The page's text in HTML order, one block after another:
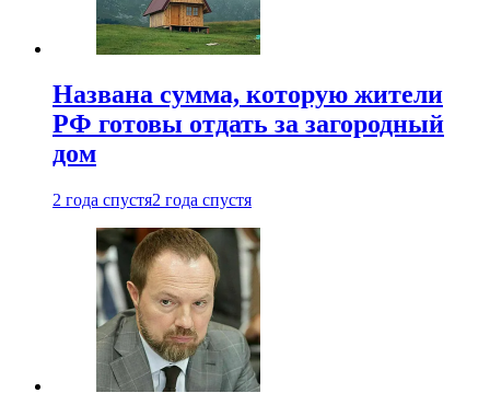
Названа сумма, которую жители
РФ готовы отдать за загородный
дом
2 года спустя2 года спустя